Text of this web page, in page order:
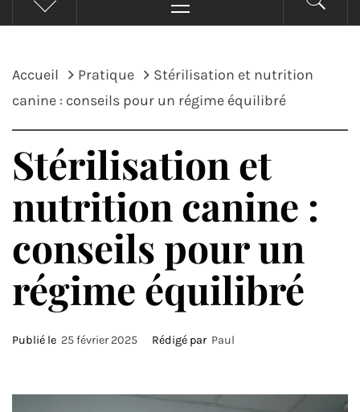
principal
Accueil Pratique
Stérilisation et nutrition
canine : conseils pour un régime équilibré
Stérilisation et
nutrition canine :
conseils pour un
régime équilibré
Publié le 25 février 2025 Rédigé par Paul